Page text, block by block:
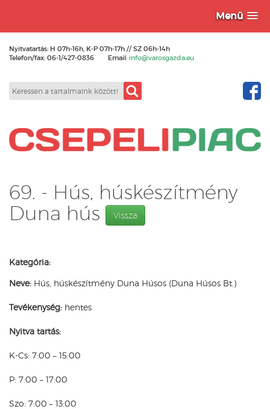
Menü
Nyitvatartás: H 07h-16h, K-P 07h-17h // SZ 06h-14h
Telefon/fax: 06-1/427-0836
Email: info@varosgazda.eu
69. - Hús, húskészítmény
Duna hús
Vissza
Kategória:
Neve: Hús, húskészítmény Duna Húsos (Duna Húsos Bt.)
Tevékenység: hentes
Nyitva tartás:
K-Cs: 7:00 – 15:00
P: 7:00 – 17:00
Szo: 7:00 – 13:00